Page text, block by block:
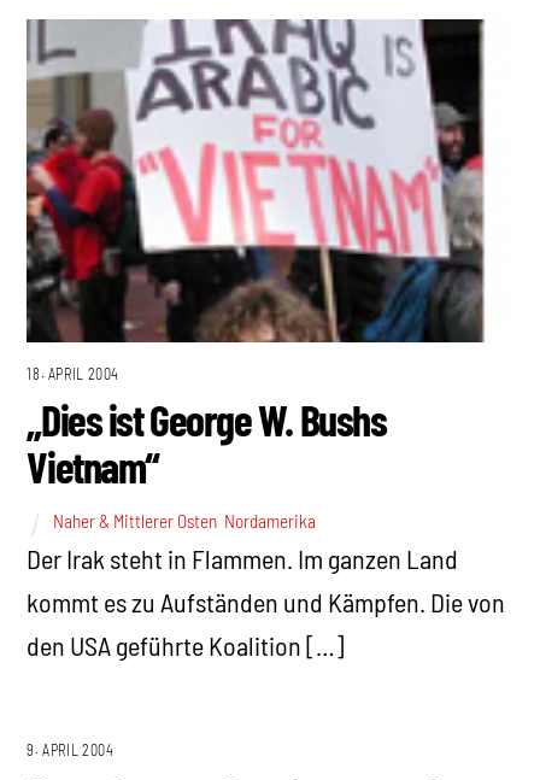
18. APRIL 2004
„Dies ist George W. Bushs
Vietnam“
Naher & Mittlerer Osten Nordamerika
Der Irak steht in Flammen. Im ganzen Land
kommt es zu Aufständen und Kämpfen. Die von
den USA geführte Koalition […]
9. APRIL 2004